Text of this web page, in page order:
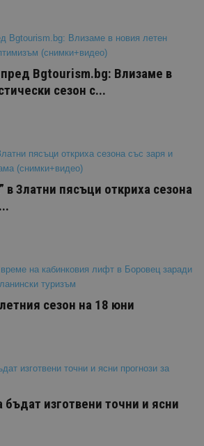
Bgtourism.bg: Влизаме в
сезон с...
в Златни пясъци откриха сезона
сезон на 18 юни
изготвени точни и ясни